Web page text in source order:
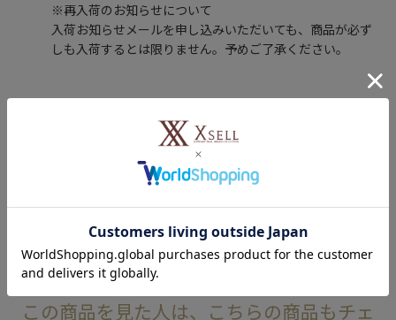
※再入荷のお知らせについて
入荷お知らせメールを申し込みいただいても、商品が必ず
しも入荷するとは限りません。予めご了承ください。
レビュー投稿で100ポイントプレゼント！
購入した商品のレビューを投稿いただくと、もれなくエクセルポ
イント100ポイントをプレゼントします。
レビューを書く
この商品を見た人は、こちらの商品もチェ